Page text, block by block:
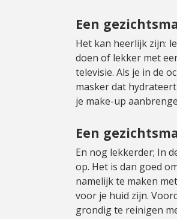
Een
Het kan heerlijk zijn:
doen of lekker met
televisie. Als je in de
masker dat
je make-up
Een
En nog lekkerder; In
op. Het is dan goed
namelijk te maken
voor je huid zijn.
grondig te reinigen